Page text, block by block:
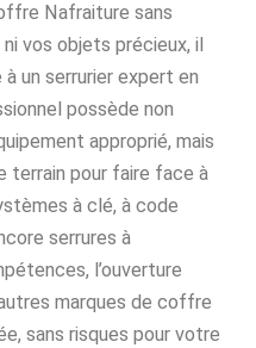
Nafraiture sans
vos objets précieux, il
un serrurier expert en
possède non
approprié, mais
terrain pour faire face à
à clé, à code
serrures à
l’ouverture
marques de coffre
sans risques pour votre